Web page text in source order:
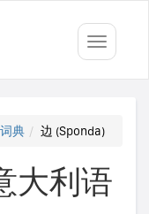
Toggle
典 边 (Sponda)
大利语